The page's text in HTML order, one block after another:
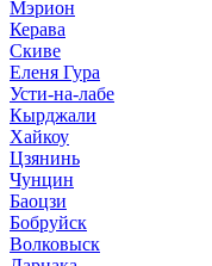
Мэрион
Керава
Скиве
Еленя Гура
Усти-на-лабе
Кырджали
Хайкоу
Цзянинь
Чунцин
Баоцзи
Бобруйск
Волковыск